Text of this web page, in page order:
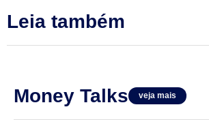
Leia também
Money Talks veja mais